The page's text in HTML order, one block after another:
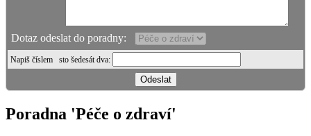
Dotaz odeslat do poradny:
Napiš číslem sto šedesát dva:
Poradna 'Péče o zdraví'